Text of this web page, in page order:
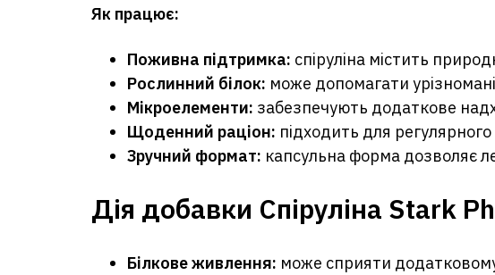
Як працює:
Поживна підтримка: спіруліна містить
Рослинний білок: може допомагати
Мікроелементи: забезпечують додаткове
Щоденний раціон: підходить для
Зручний формат: капсульна форма дозволяє
Дія добавки Спіруліна Stark
Білкове живлення: може сприяти